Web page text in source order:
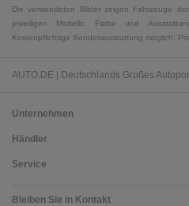
Die verwendeten Bilder zeigen Fahrzeuge
jeweiligen Modells. Farbe und
Kostenpflichtige Sonderausstattung möglich.
AUTO.DE | Deutschlands Großes
Unternehmen
Händler
Service
Bleiben Sie in Kontakt